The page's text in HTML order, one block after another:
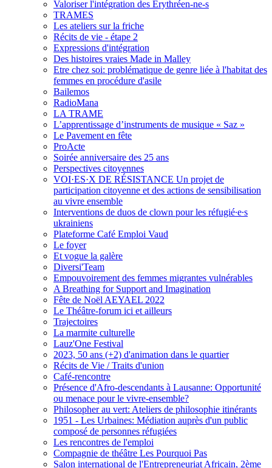
Valoriser l'intégration des Erythréen-ne-s
TRAMES
Les ateliers sur la friche
Récits de vie - étape 2
Expressions d'intégration
Des histoires vraies Made in Malley
Etre chez soi: problématique de genre liée à l'habitat des
femmes en procédure d'asile
Bailemos
RadioMana
LA TRAME
L’apprentissage d’instruments de musique « Saz »
Le Pavement en fête
ProActe
Soirée anniversaire des 25 ans
Perspectives citoyennes
VOI·ES·X DE RÉSISTANCE Un projet de
participation citoyenne et des actions de sensibilisation
au vivre ensemble
Interventions de duos de clown pour les réfugié∙e∙s
ukrainiens
Plateforme Café Emploi Vaud
Le foyer
Et vogue la galère
Diversi'Team
Empouvoirement des femmes migrantes vulnérables
A Breathing for Support and Imagination
Fête de Noël AEYAEL 2022
Le Théâtre-forum ici et ailleurs
Trajectoires
La marmite culturelle
Lauz'One Festival
2023, 50 ans (+2) d'animation dans le quartier
Récits de Vie / Traits d'union
Café-rencontre
Présence d'Afro-descendants à Lausanne: Opportunité
ou menace pour le vivre-ensemble?
Philosopher au vert: Ateliers de philosophie itinérants
1951 - Les Urbaines: Médiation auprès d'un public
composé de personnes réfugiées
Les rencontres de l'emploi
Compagnie de théâtre Les Pourquoi Pas
Salon international de l'Entrepreneuriat Africain, 2ème